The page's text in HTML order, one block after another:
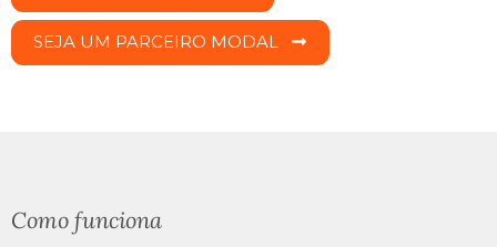
SEJA UM PARCEIRO MODAL
Como funciona